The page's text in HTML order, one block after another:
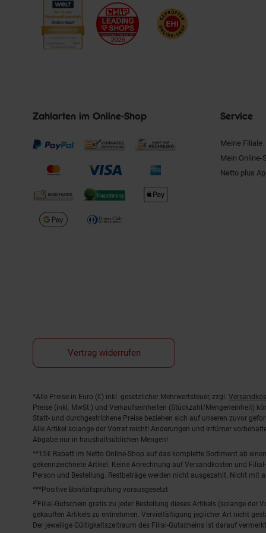
Zahlarten im Online-Shop Service
Meine Filiale
Mein Online-
Netto plus
Vertrag widerrufen
Fußnoten
*Alle Preise in Euro (€) inkl. gesetzlicher Mehrwertsteuer, zzgl.
Preise (inkl. MwSt.) und Verkaufseinheiten (Stückzahl/Mengeneinheit)
Statt- und durchgestrichene Preise beziehen sich auf unseren zuvor
Alle Artikel solange der Vorrat reicht! Änderungen und Irrtümer
Abgabe nur in haushaltsüblichen Mengen!
**15€ Rabatt im Netto Online-Shop auf das komplette Sortiment ab
gekennzeichnete Artikel. Keine Anrechnung auf Versandkosten und
Person und Bestellung. Restbeträge werden nicht ausgezahlt. Nicht mit
***Positive Bonitätsprüfung vorausgesetzt
²⁰Filial-Gutschein gratis zu jeder Bestellung dieses Artikels (solange
gekauften Artikels zu entnehmen. Vervielfältigung jeglicher Art nicht
Der jeweilige Gültigkeitszeitraum des Filial-Gutscheins ist darauf vermerkt.